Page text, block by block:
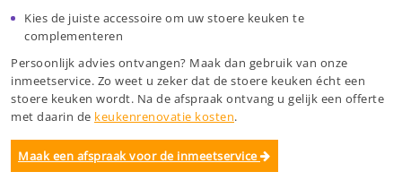
Kies de juiste accessoire om uw stoere keuken te
complementeren
Persoonlijk advies ontvangen? Maak dan gebruik van onze
inmeetservice. Zo weet u zeker dat de stoere keuken écht een
stoere keuken wordt. Na de afspraak ontvang u gelijk een offerte
met daarin de keukenrenovatie kosten.
Maak een afspraak voor de inmeetservice